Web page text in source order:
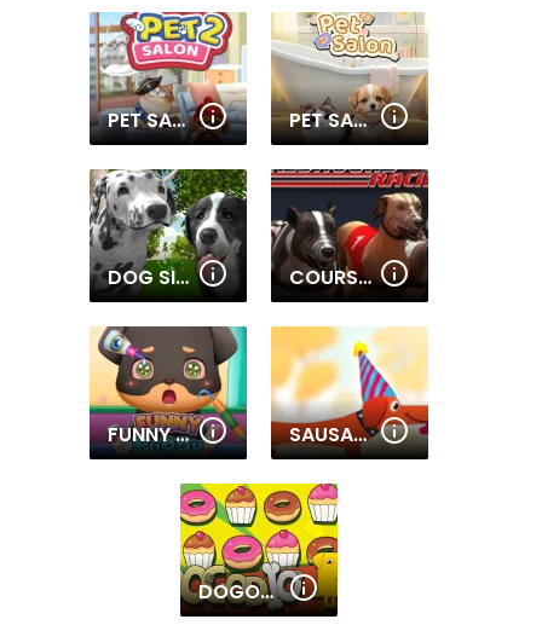
PET SALON 2 PET SALON
DOG SIMULATOR 3D COURSES DE CHIENS
FUNNY PUPPY EMERGENCY SAUSAGE DOG
DOGOD.IO